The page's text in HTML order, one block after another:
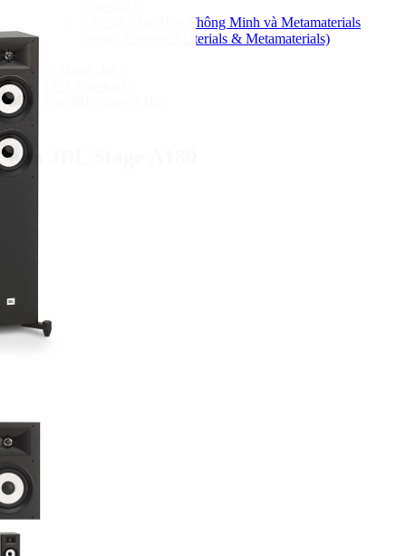
Vật Liệu Âm Học Thông Minh và Metamaterials
(Smart Acoustic Materials & Metamaterials)
Loa JBL Stage A180